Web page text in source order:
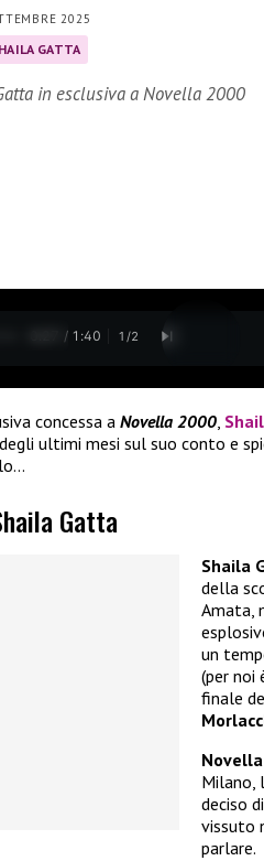
2025
GATTA
in esclusiva a Novella 2000
0:27 / 1:40 1 /2
concessa a Novella 2000
ultimi mesi sul suo conto e
Gatta
Shaila
della
Amata,
un
(per noi
finale
Milano,
deciso
vissuto
parlare.